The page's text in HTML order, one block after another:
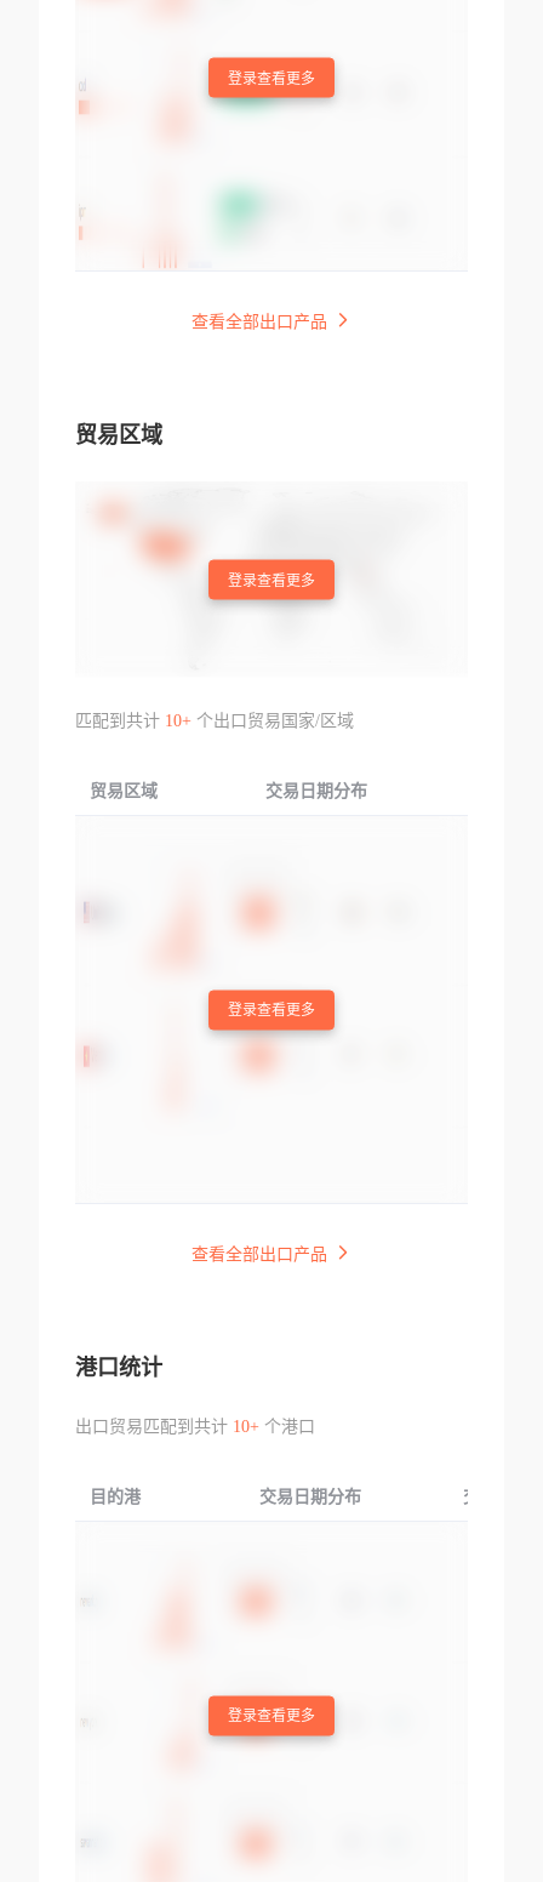
登录查看更多
查看全部出口产品
贸易区域
登录查看更多
匹配到共计 10+个出口贸易国家/区域
贸易区域 交易日期分布
登录查看更多
查看全部出口产品
港口统计
出口贸易匹配到共计 10+个港口
目的港 交易日期分布 交易产品
登录查看更多